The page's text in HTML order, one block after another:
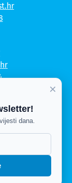
×
dana.